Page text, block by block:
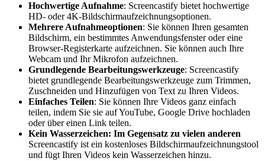
Hochwertige Aufnahme: Screencastify bietet hochwertige
HD- oder 4K-Bildschirmaufzeichnungsoptionen.
Mehrere Aufnahmeoptionen: Sie können Ihren gesamten
Bildschirm, ein bestimmtes Anwendungsfenster oder eine
Browser-Registerkarte aufzeichnen. Sie können auch Ihre
Webcam und Ihr Mikrofon aufzeichnen.
Grundlegende Bearbeitungswerkzeuge: Screencastify
bietet grundlegende Bearbeitungswerkzeuge zum Trimmen,
Zuschneiden und Hinzufügen von Text zu Ihren Videos.
Einfaches Teilen: Sie können Ihre Videos ganz einfach
teilen, indem Sie sie auf YouTube, Google Drive hochladen
oder über einen Link teilen.
Kein Wasserzeichen: Im Gegensatz zu vielen anderen
Screencastify ist ein kostenloses Bildschirmaufzeichnungstool
und fügt Ihren Videos kein Wasserzeichen hinzu.